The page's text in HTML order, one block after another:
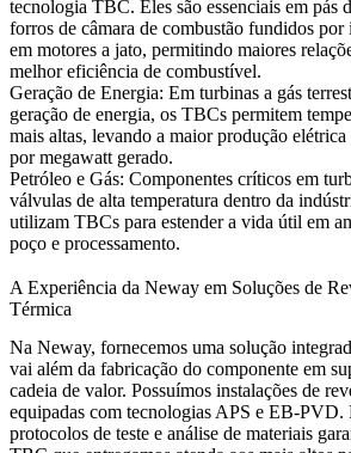
tecnologia TBC. Eles são essenciais em pás
forros de câmara de combustão fundidos por
em motores a jato, permitindo maiores
melhor eficiência de combustível.
Geração de Energia: Em turbinas a gás
geração de energia, os TBCs permitem
mais altas, levando a maior produção elétrica
por megawatt gerado.
Petróleo e Gás: Componentes críticos em
válvulas de alta temperatura dentro da
utilizam TBCs para estender a vida útil em
poço e processamento.
A Experiência da Neway em Soluções de
Térmica
Na Neway, fornecemos uma solução
vai além da fabricação do componente em
cadeia de valor. Possuímos instalações de
equipadas com tecnologias APS e EB-PVD.
protocolos de teste e análise de materiais